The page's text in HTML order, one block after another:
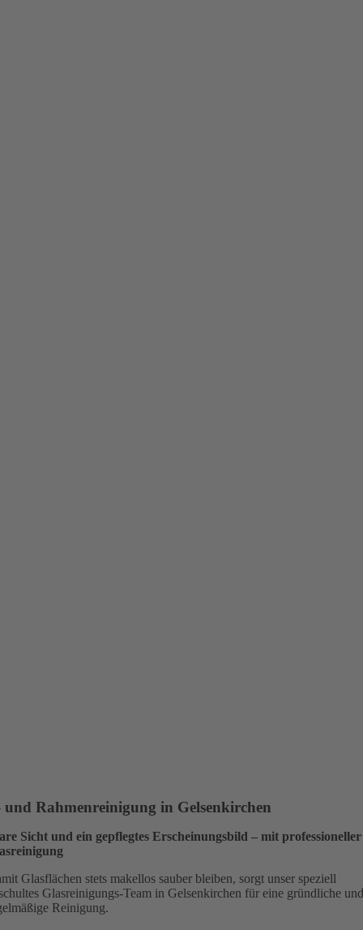
und Rahmen­reinigung in Gelsenkirchen
Sicht und ein gepflegtes Erscheinungsbild – mit professioneller
Glasflächen stets makellos sauber bleiben, sorgt unser speziell
Glasreinigungs-Team in Gelsenkirchen für eine gründliche und
Reinigung.